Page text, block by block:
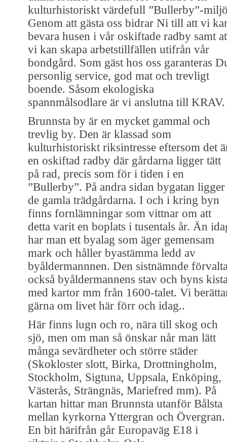
kulturhistoriskt värdefull ”Bullerby”-
Genom att gästa oss bidrar Ni till att vi
bevara husen i vår oskiftade radby samt
vi kan skapa arbetstillfällen utifrån vår
bondgård. Som gäst hos oss garanteras
personlig service, god mat och trevligt
boende. Såsom ekologiska
spannmålsodlare är vi anslutna till KRAV.
Brunnsta by är en mycket gammal och
trevlig by. Den är klassad som
kulturhistoriskt riksintresse eftersom det
en oskiftad radby där gårdarna ligger tätt
på rad, precis som för i tiden i en
”Bullerby”. På andra sidan bygatan ligger
de gamla trädgårdarna. I och i kring byn
finns fornlämningar som vittnar om att
detta varit en boplats i tusentals år. Än
har man ett byalag som äger gemensam
mark och håller byastämma ledd av
byåldermannnen. Den sistnämnde
också byåldermannens stav och byns
med kartor mm från 1600-talet. Vi
gärna om livet här förr och idag..
Här finns lugn och ro, nära till skog och
sjö, men om man så önskar når man lätt
många sevärdheter och större städer
(Skokloster slott, Birka, Drottningholm,
Stockholm, Sigtuna, Uppsala, Enköping,
Västerås, Strängnäs, Mariefred mm). På
kartan hittar man Brunnsta utanför Bålsta
mellan kyrkorna Yttergran och Övergran.
En bit härifrån går Europaväg E18 i